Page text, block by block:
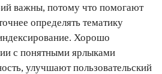
важны, потому что помогают
определять тематику
Хорошо
с понятными ярлыками
улучшают пользовательский